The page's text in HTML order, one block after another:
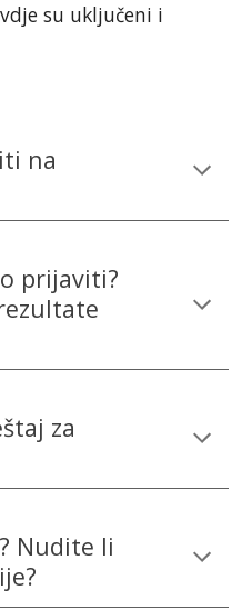
su uključeni i
na
prijaviti?
za
Nudite li